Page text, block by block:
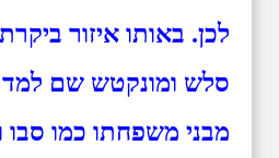
לכן. באותו איזור
סלש ומונקטש שם למד
מבני משפחתו כמו סבו